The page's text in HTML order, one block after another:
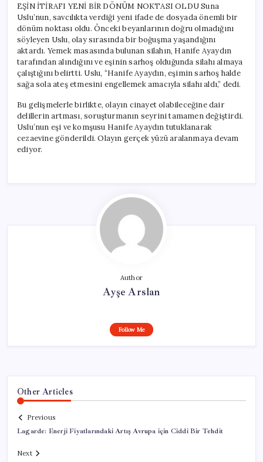
EŞİN İTİRAFI YENİ BİR DÖNÜM NOKTASI OLDU Suna
Uslu’nun, savcılıkta verdiği yeni ifade de dosyada önemli bir
dönüm noktası oldu. Önceki beyanlarının doğru olmadığını
söyleyen Uslu, olay sırasında bir boğuşma yaşandığını
aktardı. Yemek masasında bulunan silahın, Hanife Ayaydın
tarafından alındığını ve eşinin sarhoş olduğunda silahı almaya
çalıştığını belirtti. Uslu, “Hanife Ayaydın, eşimin sarhoş halde
sağa sola ateş etmesini engellemek amacıyla silahı aldı,” dedi.
Bu gelişmelerle birlikte, olayın cinayet olabileceğine dair
delillerin artması, soruşturmanın seyrini tamamen değiştirdi.
Uslu’nun eşi ve komşusu Hanife Ayaydın tutuklanarak
cezaevine gönderildi. Olayın gerçek yüzü aralanmaya devam
ediyor.
Author
Ayşe Arslan
Follow Me
Other Articles
Previous
Lagarde: Enerji Fiyatlarındaki Artış Avrupa için Ciddi Bir Tehdit
Next